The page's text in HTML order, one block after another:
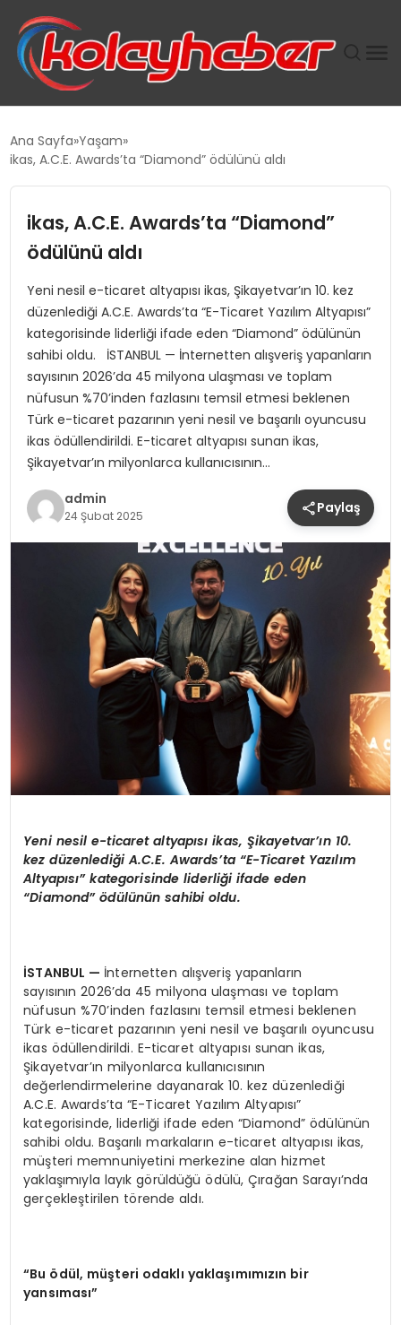
TANYER YAPI ZEMIN MÜHENDISLIĞINDE HEDEF
TOROSLAR’DA PAZAR GERGİNLİĞİ!
Ana Sayfa Yaşam
ikas, A.C.E. Awards’ta “Diamond” ödülünü aldı
ikas, A.C.E. Awards’ta “Diamond”
ödülünü aldı
Yeni nesil e-ticaret altyapısı ikas, Şikayetvar’ın 10. kez
düzenlediği A.C.E. Awards’ta “E-Ticaret Yazılım Altyapısı”
kategorisinde liderliği ifade eden “Diamond” ödülünün
sahibi oldu. İSTANBUL — İnternetten alışveriş yapanların
sayısının 2026’da 45 milyona ulaşması ve toplam
nüfusun %70’inden fazlasını temsil etmesi beklenen
Türk e-ticaret pazarının yeni nesil ve başarılı oyuncusu
ikas ödüllendirildi. E-ticaret altyapısı sunan ikas,
Şikayetvar’ın milyonlarca kullanıcısının…
admin
24 Şubat 2025 Paylaş
Yeni nesil e-ticaret altyapısıikas, Şikayetvar’ın 10.
kez düzenlediği A.C.E. Awards’ta “E-Ticaret Yazılım
Altyapısı”kategorisinde liderliği ifade eden
“Diamond” ödülünün sahibi oldu.
İSTANBUL — İnternetten alışveriş yapanların
sayısının 2026’da 45 milyona ulaşması ve toplam
nüfusun %70’inden fazlasını temsil etmesi beklenen
Türk e-ticaret pazarının yeni nesil ve başarılı oyuncusu
ikas ödüllendirildi. E-ticaret altyapısı sunan ikas,
Şikayetvar’ın milyonlarca kullanıcısının
değerlendirmelerine dayanarak 10. kez düzenlediği
A.C.E. Awards’ta “E-Ticaret Yazılım Altyapısı”
kategorisinde, liderliği ifade eden “Diamond” ödülünün
sahibi oldu. Başarılı markaların e-ticaret altyapısı ikas,
müşteri memnuniyetini merkezine alan hizmet
yaklaşımıyla layık görüldüğü ödülü, Çırağan Sarayı’nda
gerçekleştirilen törende aldı.
“Bu ödül, müşteri odaklı yaklaşımımızın bir
yansıması”